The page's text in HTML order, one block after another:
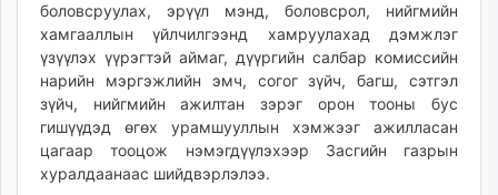
unegui.mn
assa.mn
toim.mn
tac.mn
paparazzi.mn
unread.today
боловсруулах, эрүүл мэнд, боловсрол, нийгмийн
хамгааллын үйлчилгээнд хамруулахад дэмжлэг
үзүүлэх үүрэгтэй аймаг, дүүргийн салбар комиссийн
нарийн мэргэжлийн эмч, согог зүйч, багш, сэтгэл
зүйч, нийгмийн ажилтан зэрэг орон тооны бус
гишүүдэд өгөх урамшууллын хэмжээг ажилласан
цагаар тооцож нэмэгдүүлэхээр Засгийн газрын
хуралдаанаас шийдвэрлэлээ.